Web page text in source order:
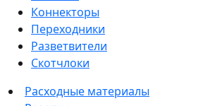
Коннекторы
Переходники
Разветвители
Скотчлоки
Расходные материалы